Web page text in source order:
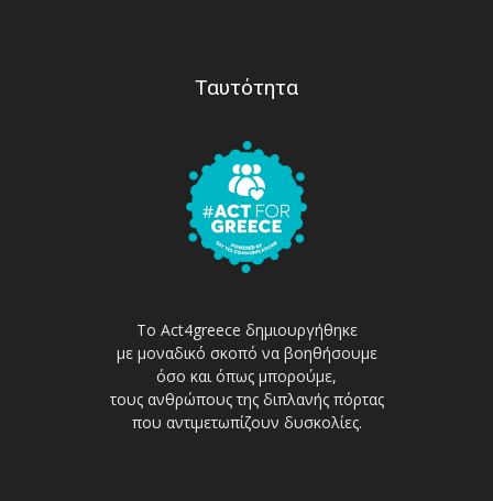
Ταυτότητα
Το Act4greece δημιουργήθηκε
με μοναδικό σκοπό να βοηθήσουμε
όσο και όπως μπορούμε,
τους ανθρώπους της διπλανής πόρτας
που αντιμετωπίζουν δυσκολίες.